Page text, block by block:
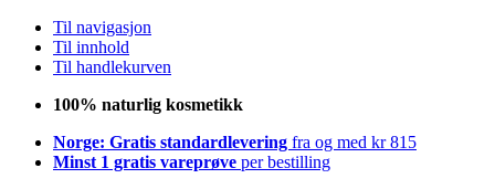
Til navigasjon
Til innhold
Til handlekurven
100% naturlig kosmetikk
Norge: Gratis standardlevering fra og med kr 815
Minst 1 gratis vareprøve per bestilling